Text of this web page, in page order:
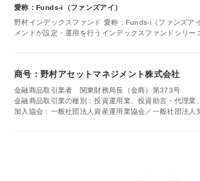
愛称：Funds-i（ファンズアイ）
野村インデックスファンド 愛称：Funds-i（ファンズア
メントが設定・運用を行うインデックスファンドシリー
商号：野村アセットマネジメント株式会社
金融商品取引業者 関東財務局長（金商）第373号
金融商品取引業の種別：投資運用業、投資助言・代理業
加入協会：一般社団法人資産運用業協会／一般社団法人